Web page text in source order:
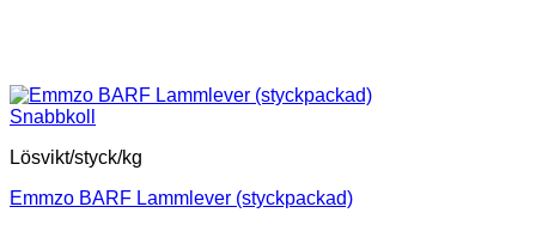
Snabbkoll
Lösvikt/styck/kg
Emmzo BARF Lammlever (styckpackad)